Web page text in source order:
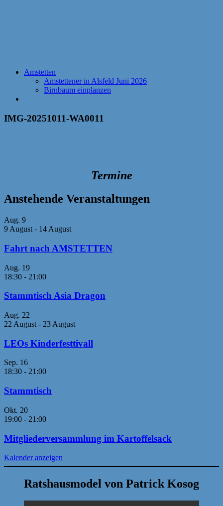
Amstetten
Amstettener in Alsfeld Juni 2026
Birnbaum einplanzen
IMG-20251011-WA0011
Termine
Anstehende Veranstaltungen
Aug. 9
9 August - 14 August
Fahrt nach AMSTETTEN
Aug. 19
18:30 - 21:00
Stammtisch Asia Dragon
Aug. 22
22 August - 23 August
LEOs Kinderfesttivall
Sep. 16
18:30 - 21:00
Stammtisch
Okt. 20
19:00 - 21:00
Mitgliederversammlung im Kartoffelsack
Kalender anzeigen
Ratshausmodel von Patrick Kosog